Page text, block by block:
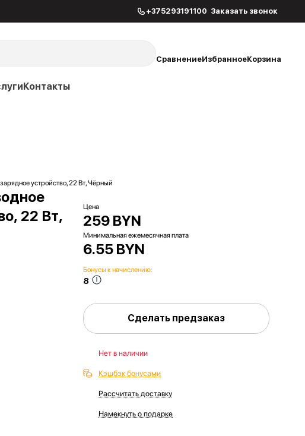
+375293191100 Заказать звонок
СравнениеИзбранноеКорзина
Контакты
устройство, 22 Вт, Чёрный
22 Вт,
Цена
259 BYN
Минимальная ежемесячная плата
6.55 BYN
Бонусы к начислению:
8
Сделать предзаказ
Нет в наличии
Кэшбэк бонусами
Рассчитать доставку
Намекнуть о подарке